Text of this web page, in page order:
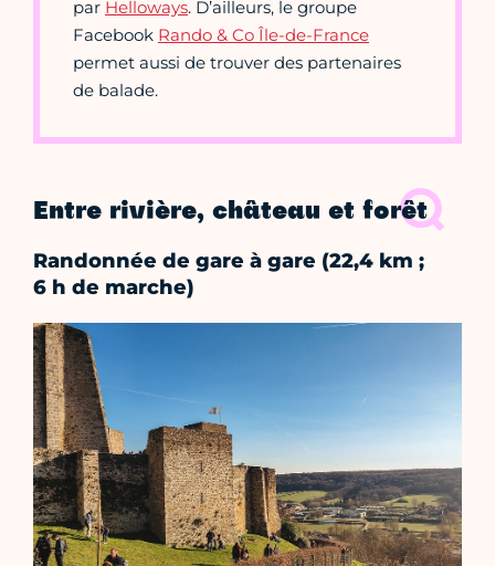
par Helloways. D’ailleurs, le groupe
Facebook Rando & Co Île-de-France
permet aussi de trouver des partenaires
de balade.
Entre rivière, château et forêt
Randonnée de gare à gare (22,4 km ;
6 h de marche)